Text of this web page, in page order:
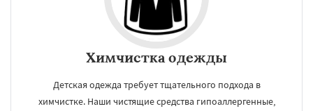
Химчистка одежды
Детская одежда требует тщательного подхода в
химчистке. Наши чистящие средства гипоаллергенные,